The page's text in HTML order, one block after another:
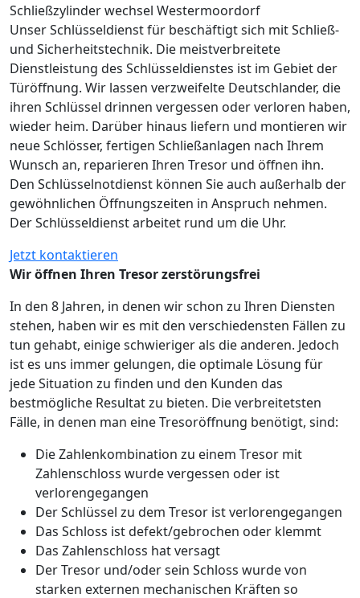
Schließzylinder wechsel Westermoordorf
Unser Schlüsseldienst für beschäftigt sich mit Schließ-
und Sicherheitstechnik. Die meistverbreitete
Dienstleistung des Schlüsseldienstes ist im Gebiet der
Türöffnung. Wir lassen verzweifelte Deutschlander, die
ihren Schlüssel drinnen vergessen oder verloren haben,
wieder heim. Darüber hinaus liefern und montieren wir
neue Schlösser, fertigen Schließanlagen nach Ihrem
Wunsch an, reparieren Ihren Tresor und öffnen ihn.
Den Schlüsselnotdienst können Sie auch außerhalb der
gewöhnlichen Öffnungszeiten in Anspruch nehmen.
Der Schlüsseldienst arbeitet rund um die Uhr.
Jetzt kontaktieren
Wir öffnen Ihren Tresor zerstörungsfrei
In den 8 Jahren, in denen wir schon zu Ihren Diensten
stehen, haben wir es mit den verschiedensten Fällen zu
tun gehabt, einige schwieriger als die anderen. Jedoch
ist es uns immer gelungen, die optimale Lösung für
jede Situation zu finden und den Kunden das
bestmögliche Resultat zu bieten. Die verbreitetsten
Fälle, in denen man eine Tresoröffnung benötigt, sind:
Die Zahlenkombination zu einem Tresor mit
Zahlenschloss wurde vergessen oder ist
verlorengegangen
Der Schlüssel zu dem Tresor ist verlorengegangen
Das Schloss ist defekt/gebrochen oder klemmt
Das Zahlenschloss hat versagt
Der Tresor und/oder sein Schloss wurde von
starken externen mechanischen Kräften so